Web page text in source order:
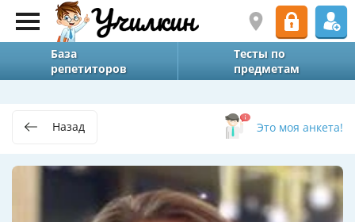
База
репетиторов
Тесты по
предметам
Назад Это моя анкета!